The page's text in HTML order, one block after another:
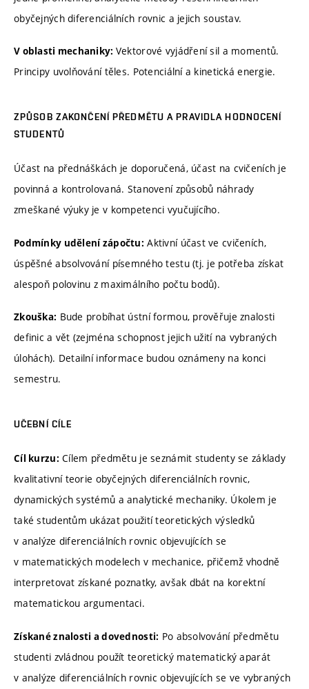
obyčejných diferenciálních rovnic a jejich soustav.
V oblasti mechaniky: Vektorové vyjádření sil a momentů.
Principy uvolňování těles. Potenciální a kinetická energie.
ZPŮSOB ZAKONČENÍ PŘEDMĚTU A PRAVIDLA HODNOCENÍ
STUDENTŮ
Účast na přednáškách je doporučená, účast na cvičeních je
povinná a kontrolovaná. Stanovení způsobů náhrady
zmeškané výuky je v kompetenci vyučujícího.
Podmínky udělení zápočtu: Aktivní účast ve cvičeních,
úspěšné absolvování písemného testu (tj. je potřeba získat
alespoň polovinu z maximálního počtu bodů).
Zkouška: Bude probíhat ústní formou, prověřuje znalosti
definic a vět (zejména schopnost jejich užití na vybraných
úlohách). Detailní informace budou oznámeny na konci
semestru.
UČEBNÍ CÍLE
Cíl kurzu: Cílem předmětu je seznámit studenty se základy
kvalitativní teorie obyčejných diferenciálních rovnic,
dynamických systémů a analytické mechaniky. Úkolem je
také studentům ukázat použití teoretických výsledků
v analýze diferenciálních rovnic objevujících se
v matematických modelech v mechanice, přičemž vhodně
interpretovat získané poznatky, avšak dbát na korektní
matematickou argumentaci.
Získané znalosti a dovednosti: Po absolvování předmětu
studenti zvládnou použít teoretický matematický aparát
v analýze diferenciálních rovnic objevujících se ve vybraných